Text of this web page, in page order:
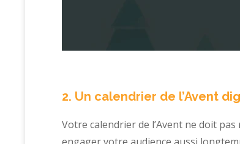
2. Un calendrier de l’Avent
Votre calendrier de l’Avent ne doit